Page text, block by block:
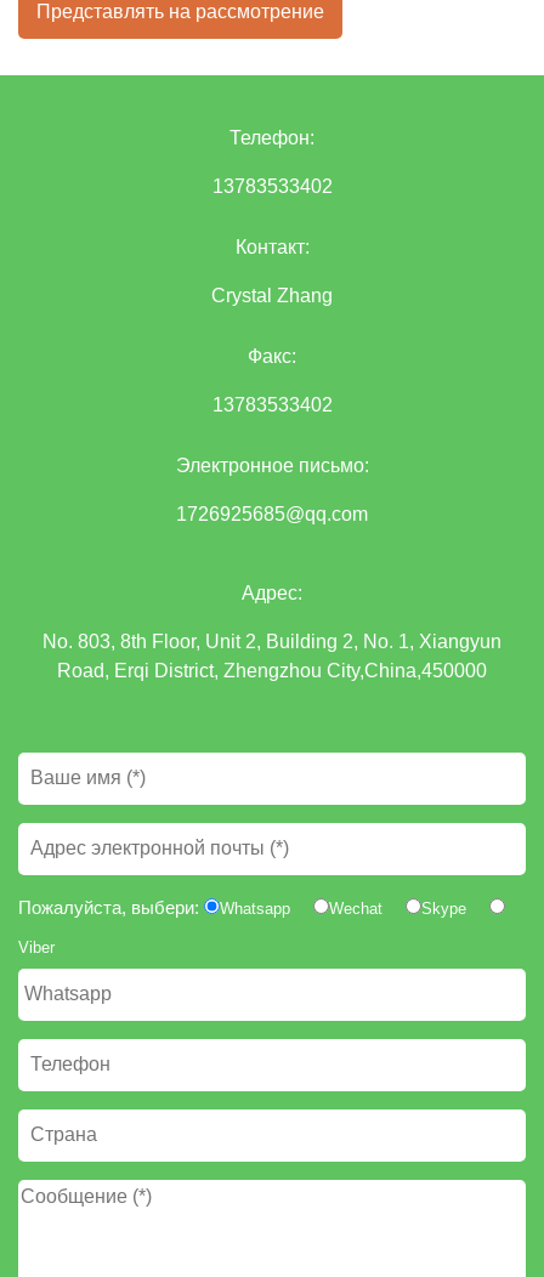
Представлять на рассмотрение
Телефон:
13783533402
Контакт:
Crystal Zhang
Факс:
13783533402
Электронное письмо:
1726925685@qq.com
Адрес:
No. 803, 8th Floor, Unit 2, Building 2, No. 1, Xiangyun
Road, Erqi District, Zhengzhou City,China,450000
Пожалуйста, выбери: Whatsapp Wechat Skype
Viber